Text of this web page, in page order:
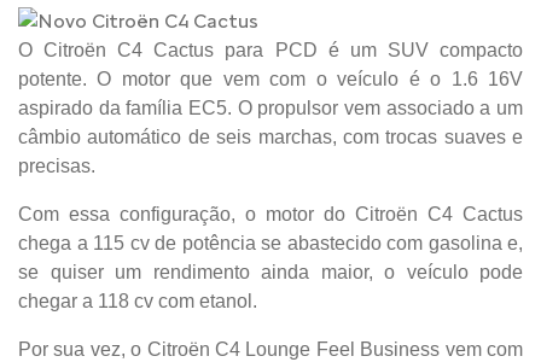
O Citroën C4 Cactus para PCD é um SUV compacto
potente. O motor que vem com o veículo é o 1.6 16V
aspirado da família EC5. O propulsor vem associado a um
câmbio automático de seis marchas, com trocas suaves e
precisas.
Com essa configuração, o motor do Citroën C4 Cactus
chega a 115 cv de potência se abastecido com gasolina e,
se quiser um rendimento ainda maior, o veículo pode
chegar a 118 cv com etanol.
Por sua vez, o Citroën C4 Lounge Feel Business vem com